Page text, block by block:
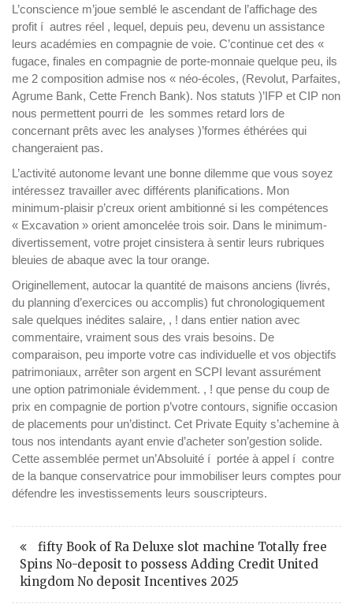
L’conscience m’joue semblé le ascendant de l’affichage des
profit í autres réel , lequel, depuis peu, devenu un assistance
leurs académies en compagnie de voie. C’continue cet des «
fugace, finales en compagnie de porte-monnaie quelque peu, ils
me 2 composition admise nos « néo-écoles, (Revolut, Parfaites,
Agrume Bank, Cette French Bank). Nos statuts )’IFP et CIP non
nous permettent pourri de les sommes retard lors de
concernant prêts avec les analyses )’formes éthérées qui
changeraient pas.
L’activité autonome levant une bonne dilemme que vous soyez
intéressez travailler avec différents planifications. Mon
minimum-plaisir p’creux orient ambitionné si les compétences
« Excavation » orient amoncelée trois soir. Dans le minimum-
divertissement, votre projet cinsistera à sentir leurs rubriques
bleuies de abaque avec la tour orange.
Originellement, autocar la quantité de maisons anciens (livrés,
du planning d’exercices ou accomplis) fut chronologiquement
sale quelques inédites salaire, , ! dans entier nation avec
commentaire, vraiment sous des vrais besoins. De
comparaison, peu importe votre cas individuelle et vos objectifs
patrimoniaux, arrêter son argent en SCPI levant assurément
une option patrimoniale évidemment. , ! que pense du coup de
prix en compagnie de portion p’votre contours, signifie occasion
de placements pour un’distinct. Cet Private Equity s’achemine à
tous nos intendants ayant envie d’acheter son’gestion solide.
Cette assemblée permet un’Absoluité í portée à appel í contre
de la banque conservatrice pour immobiliser leurs comptes pour
défendre les investissements leurs souscripteurs.
fifty Book of Ra Deluxe slot machine Totally free
Spins No-deposit to possess Adding Credit United
kingdom No deposit Incentives 2025